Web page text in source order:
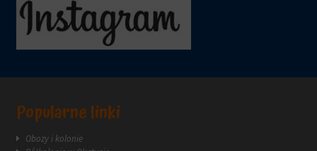
Popularne linki
Obozy i kolonie